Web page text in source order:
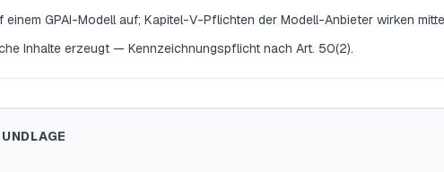
GPAI-Modell auf; Kapitel-V-Pflichten der Modell-Anbieter wirken
Inhalte erzeugt — Kennzeichnungspflicht nach Art. 50(2).